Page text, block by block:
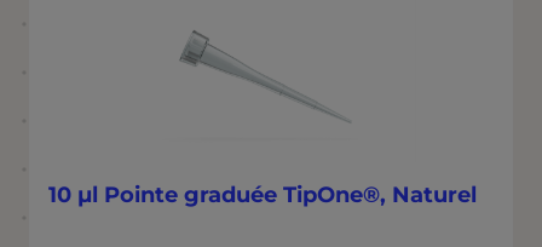
10 µl Pointe graduée TipOne®, Naturel